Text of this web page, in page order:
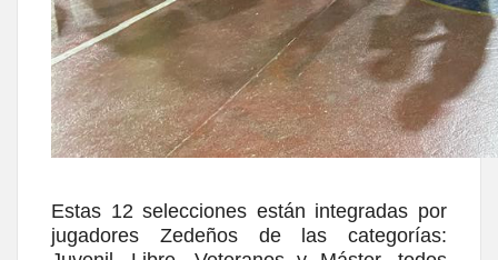
Estas 12 selecciones están integradas por
jugadores Zedeños de las categorías: